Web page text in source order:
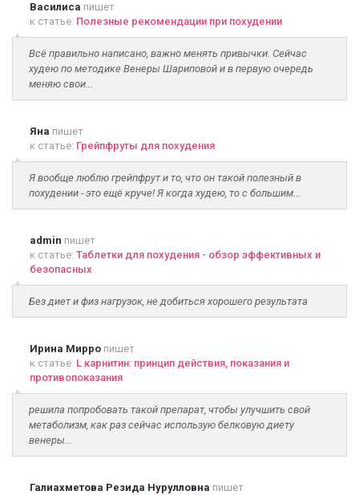
Василиса пишет
к статье: Полезные рекомендации при похудении
Всё правильно написано, важно менять привычки. Сейчас
худею по методике Венеры Шариповой и в первую очередь
меняю свои...
Яна пишет
к статье: Грейпфруты для похудения
Я вообще люблю грейпфрут и то, что он такой полезный в
похудении - это ещё круче! Я когда худею, то с большим...
admin пишет
к статье: Таблетки для похудения - обзор эффективных и
безопасных
Без диет и физ нагрузок, не добиться хорошего результата
Ирина Мирро пишет
к статье: L карнитин: принцип действия, показания и
противопоказания
решила попробовать такой препарат, чтобы улучшить свой
метаболизм, как раз сейчас использую белковую диету
венеры...
Галиахметова Резида Нурулловна пишет